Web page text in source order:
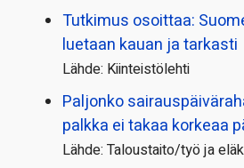
Tutkimus osoittaa:
luetaan kauan ja tarkasti
Lähde: Kiinteistölehti
Paljonko
palkka ei takaa korkeaa
Lähde: Taloustaito/työ ja